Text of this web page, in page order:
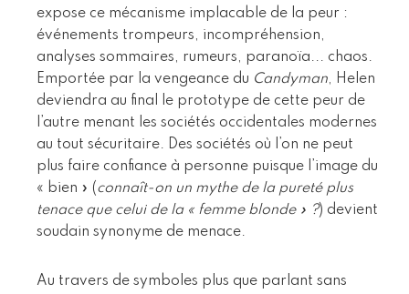
expose ce mécanisme implacable de la peur :
événements trompeurs, incompréhension,
analyses sommaires, rumeurs, paranoïa... chaos.
Emportée par la vengeance du Candyman, Helen
deviendra au final le prototype de cette peur de
l’autre menant les sociétés occidentales modernes
au tout sécuritaire. Des sociétés où l’on ne peut
plus faire confiance à personne puisque l’image du
« bien » (connaît-on un mythe de la pureté plus
tenace que celui de la « femme blonde » ?) devient
soudain synonyme de menace.
Au travers de symboles plus que parlant sans